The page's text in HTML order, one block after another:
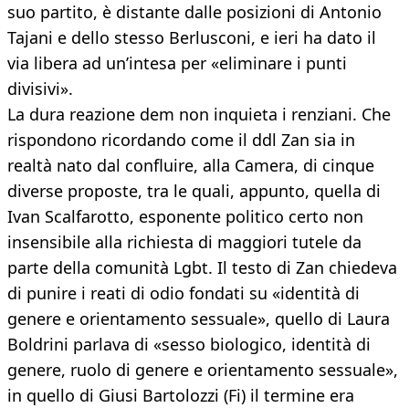
suo partito, è distante dalle posizioni di Antonio
Tajani e dello stesso Berlusconi, e ieri ha dato il
via libera ad un’intesa per «eliminare i punti
divisivi».
La dura reazione dem non inquieta i renziani. Che
rispondono ricordando come il ddl Zan sia in
realtà nato dal confluire, alla Camera, di cinque
diverse proposte, tra le quali, appunto, quella di
Ivan Scalfarotto, esponente politico certo non
insensibile alla richiesta di maggiori tutele da
parte della comunità Lgbt. Il testo di Zan chiedeva
di punire i reati di odio fondati su «identità di
genere e orientamento sessuale», quello di Laura
Boldrini parlava di «sesso biologico, identità di
genere, ruolo di genere e orientamento sessuale»,
in quello di Giusi Bartolozzi (Fi) il termine era